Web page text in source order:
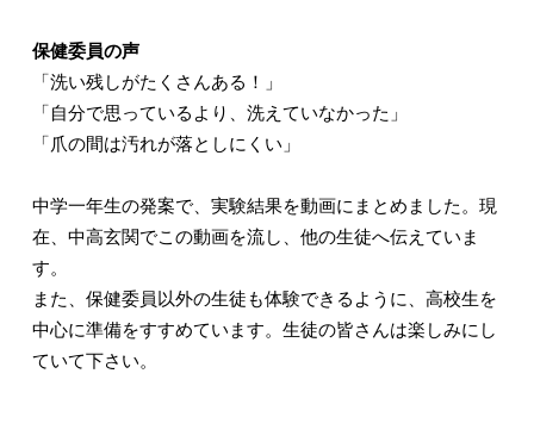
保健委員の声
「洗い残しがたくさんある！」
「自分で思っているより、洗えていなかった」
「爪の間は汚れが落としにくい」
中学一年生の発案で、実験結果を動画にまとめました。現
在、中高玄関でこの動画を流し、他の生徒へ伝えていま
す。
また、保健委員以外の生徒も体験できるように、高校生を
中心に準備をすすめています。生徒の皆さんは楽しみにし
ていて下さい。